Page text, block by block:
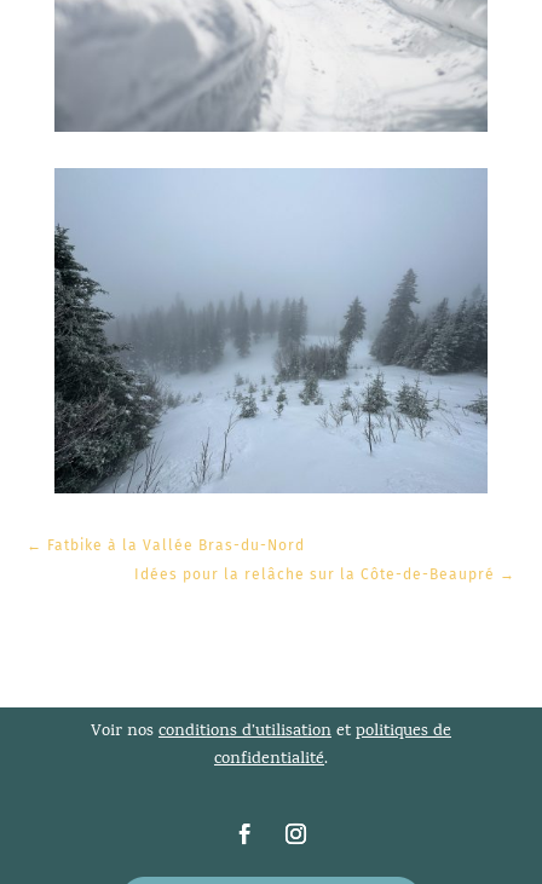
← Fatbike à la Vallée Bras-du-Nord
Idées pour la relâche sur la Côte-de-Beaupré →
Voir nosconditions d’utilisationetpolitiques de
confidentialité.